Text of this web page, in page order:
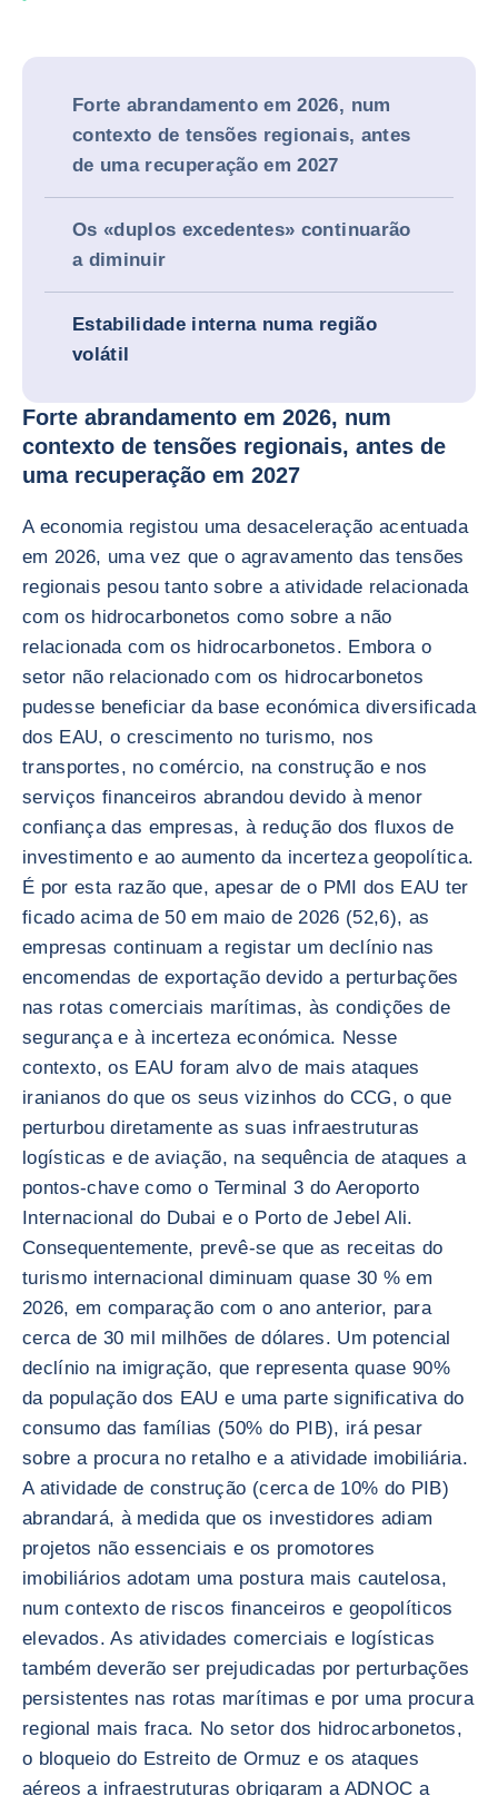
Forte abrandamento em 2026, num
contexto de tensões regionais, antes
de uma recuperação em 2027
Os «duplos excedentes» continuarão
a diminuir
Estabilidade interna numa região
volátil
Forte abrandamento em 2026, num
contexto de tensões regionais, antes de
uma recuperação em 2027
A economia registou uma desaceleração acentuada
em 2026, uma vez que o agravamento das tensões
regionais pesou tanto sobre a atividade relacionada
com os hidrocarbonetos como sobre a não
relacionada com os hidrocarbonetos. Embora o
setor não relacionado com os hidrocarbonetos
pudesse beneficiar da base económica diversificada
dos EAU, o crescimento no turismo, nos
transportes, no comércio, na construção e nos
serviços financeiros abrandou devido à menor
confiança das empresas, à redução dos fluxos de
investimento e ao aumento da incerteza geopolítica.
É por esta razão que, apesar de o PMI dos EAU ter
ficado acima de 50 em maio de 2026 (52,6), as
empresas continuam a registar um declínio nas
encomendas de exportação devido a perturbações
nas rotas comerciais marítimas, às condições de
segurança e à incerteza económica. Nesse
contexto, os EAU foram alvo de mais ataques
iranianos do que os seus vizinhos do CCG, o que
perturbou diretamente as suas infraestruturas
logísticas e de aviação, na sequência de ataques a
pontos-chave como o Terminal 3 do Aeroporto
Internacional do Dubai e o Porto de Jebel Ali.
Consequentemente, prevê-se que as receitas do
turismo internacional diminuam quase 30 % em
2026, em comparação com o ano anterior, para
cerca de 30 mil milhões de dólares. Um potencial
declínio na imigração, que representa quase 90%
da população dos EAU e uma parte significativa do
consumo das famílias (50% do PIB), irá pesar
sobre a procura no retalho e a atividade imobiliária.
A atividade de construção (cerca de 10% do PIB)
abrandará, à medida que os investidores adiam
projetos não essenciais e os promotores
imobiliários adotam uma postura mais cautelosa,
num contexto de riscos financeiros e geopolíticos
elevados. As atividades comerciais e logísticas
também deverão ser prejudicadas por perturbações
persistentes nas rotas marítimas e por uma procura
regional mais fraca. No setor dos hidrocarbonetos,
o bloqueio do Estreito de Ormuz e os ataques
aéreos a infraestruturas obrigaram a ADNOC a